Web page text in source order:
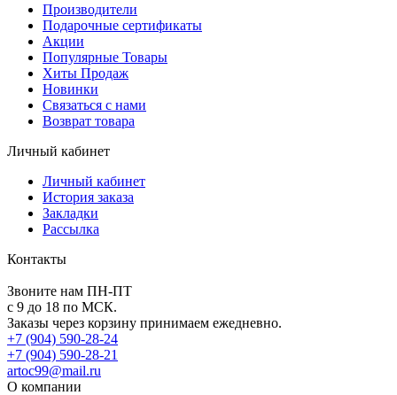
Производители
Подарочные сертификаты
Акции
Популярные Товары
Хиты Продаж
Новинки
Связаться с нами
Возврат товара
Личный кабинет
Личный кабинет
История заказа
Закладки
Рассылка
Контакты
Звоните нам ПН-ПТ
с 9 до 18 по МСК.
Заказы через корзину принимаем ежедневно.
+7 (904) 590-28-24
+7 (904) 590-28-21
artoc99@mail.ru
О компании